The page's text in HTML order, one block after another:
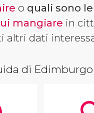
o quali sono le
mangiare in
altri dati
di Edimburgo